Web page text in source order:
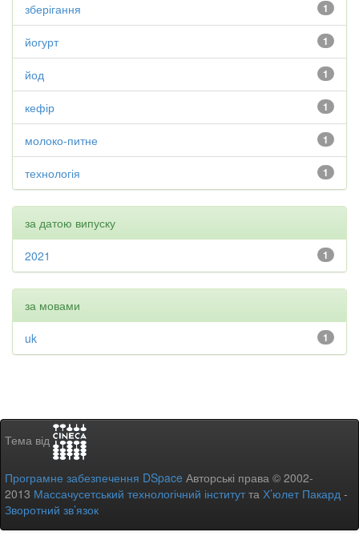
1
зберігання
1
йогурт
1
йод
1
кефір
1
молоко-питне
1
технологія
за датою випуску
1
2021
за мовами
1
uk
Тема від
Програмне забезпечення DSpace Авторські права © 2002-
2013 Массачусетський технологічний інститутта Х’юлет Пакард -
Зворотний зв’язок